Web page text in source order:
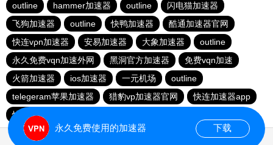
outline
hammer加速器 outline
闪电猫加速器
飞狗加速器
outline 快鸭加速器
酷通加速器官网
快连vρn加速器
安易加速器 大象加速器
outline
永久免费vqn加速外网
黑洞官方加速器
免费vqn加速
火箭加速器
ios加速器 一元机场
outline
telegeram苹果加速器
猎豹vp加速器官网
快连加速器app
快柠檬加速器
永久免费使用的加速器 下载